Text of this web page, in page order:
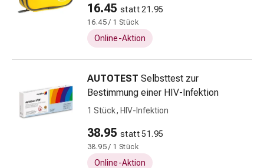
Nasendusche
Taschentücher
Schnupfen
&
Herztherapie
Kompressionsstrümpfe
Raucherentwöhnung
Venen
Herznerven-
16.45 statt 21.95
16.45 / 1 Stück
Online-Aktion
AUTOTEST Selbsttest zur
Bestimmung einer HIV-Infektion
1 Stück, HIV-Infektion
38.95 statt 51.95
38.95 / 1 Stück
Online-Aktion